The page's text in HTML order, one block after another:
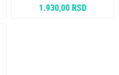
1.930,00 RSD